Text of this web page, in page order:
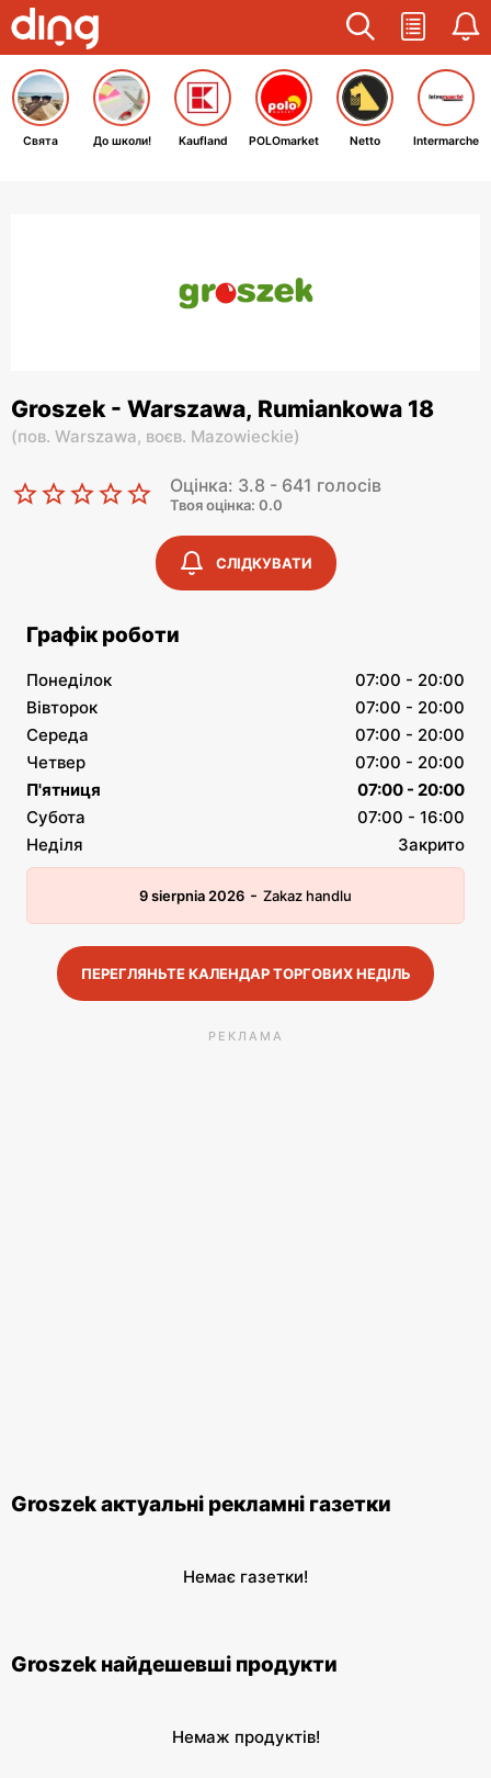
Свята До школи! Kaufland POLOmarket Netto Intermarche
Groszek - Warszawa, Rumiankowa 18
(пов. Warszawa, воєв. Mazowieckie)
Оцінка: 3.8 - 641 голосів
Твоя оцінка: 0.0
СЛІДКУВАТИ
Графік роботи
Понеділок
07:00 - 20:00
Вівторок
07:00 - 20:00
Середа
07:00 - 20:00
Четвер
07:00 - 20:00
П'ятниця
07:00 - 20:00
Субота
07:00 - 16:00
Неділя
Закрито
9 sierpnia 2026 - Zakaz handlu
ПЕРЕГЛЯНЬТЕ КАЛЕНДАР ТОРГОВИХ НЕДІЛЬ
РЕКЛАМА
Groszek актуальні рекламні газетки
Немає газетки!
Groszek найдешевші продукти
Немаж продуктів!